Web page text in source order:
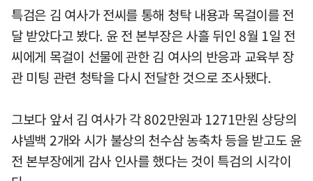
특검은 김 여사가 전씨를 통해 청탁 내용과 목걸이를 전
달 받았다고 봤다. 윤 전 본부장은 사흘 뒤인 8월 1일 전
씨에게 목걸이 선물에 관한 김 여사의 반응과 교육부 장
관 미팅 관련 청탁을 다시 전달한 것으로 조사됐다.
그보다 앞서 김 여사가 각 802만원과 1271만원 상당의
샤넬백 2개와 시가 불상의 천수삼 농축차 등을 받고도 윤
전 본부장에게 감사 인사를 했다는 것이 특검의 시각이